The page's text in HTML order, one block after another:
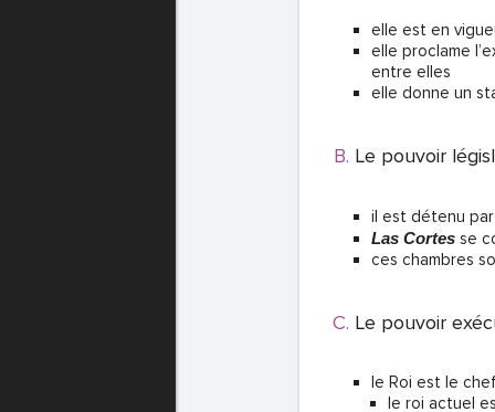
elle est en
elle proclame
entre elles
elle donne un
Le pouvoir
il est détenu
Las Cortesse
ces chambres
Le pouvoir
le Roi est le
le roi actuel